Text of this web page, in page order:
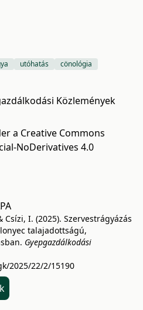
utóhatás cönológia
Közlemények
a Creative Commons
NoDerivatives 4.0
I. (2025). Szervestrágyázás
talajadottságú,
Gyepgazdálkodási
2025/22/2/15190